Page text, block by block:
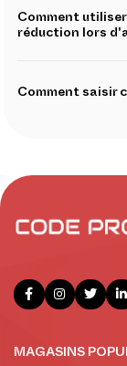
Comment utiliser
réduction lors
Comment saisir
MAGASINS